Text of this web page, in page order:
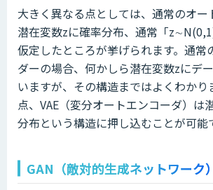
大きく異なる点としては、通常のオー
潜在変数zに確率分布、通常「
仮定したところが挙げられます。通常
ダーの場合、何かしら潜在変数zにデ
いますが、その構造まではよくわかり
点、VAE（変分オートエンコーダ）は
分布という構造に押し込むことが可能
GAN（敵対的生成ネットワーク）